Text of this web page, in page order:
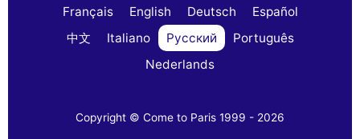
Français English Deutsch
Español
中文
Italiano Русский
Português
Nederlands
Copyright © Come to Paris 1999 - 2026